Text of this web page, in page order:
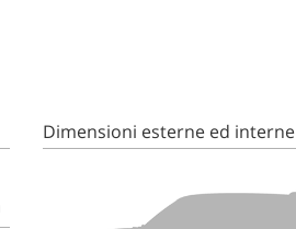
Dimensioni esterne ed interne